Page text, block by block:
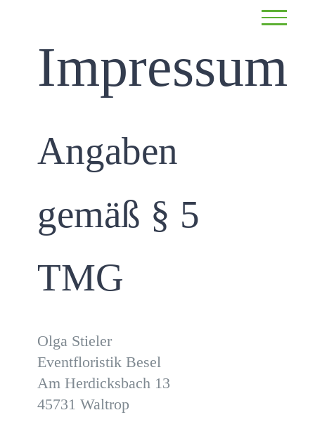
springenImpressum
Angaben
gemäß § 5
TMG
Olga Stieler
Eventfloristik Besel
Am Herdicksbach 13
45731 Waltrop